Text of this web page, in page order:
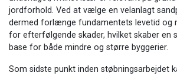
jordforhold. Ved at vælge en velanlagt
dermed forlænge fundamentets levetid og
for efterfølgende skader, hvilket skaber en
base for både mindre og større byggerier.
Som sidste punkt inden støbningsarbejdet